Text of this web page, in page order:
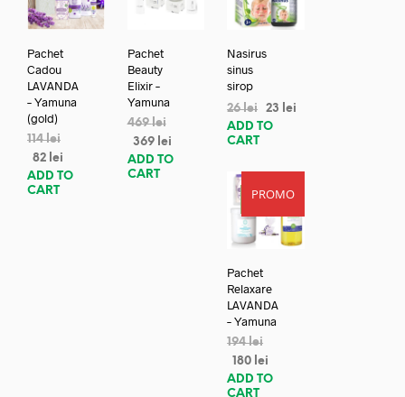
Pachet
Cadou
LAVANDA
– Yamuna
(gold)
114lei
82 lei
ADD TO
CART
Pachet
Beauty
Elixir –
Yamuna
469lei
369 lei
ADD TO
CART
Nasirus
sinus
sirop
26lei 23
lei
ADD TO
CART
PROMO
REDUC
Pachet
Relaxare
LAVANDA
– Yamuna
194lei
180 lei
ADD TO
CART